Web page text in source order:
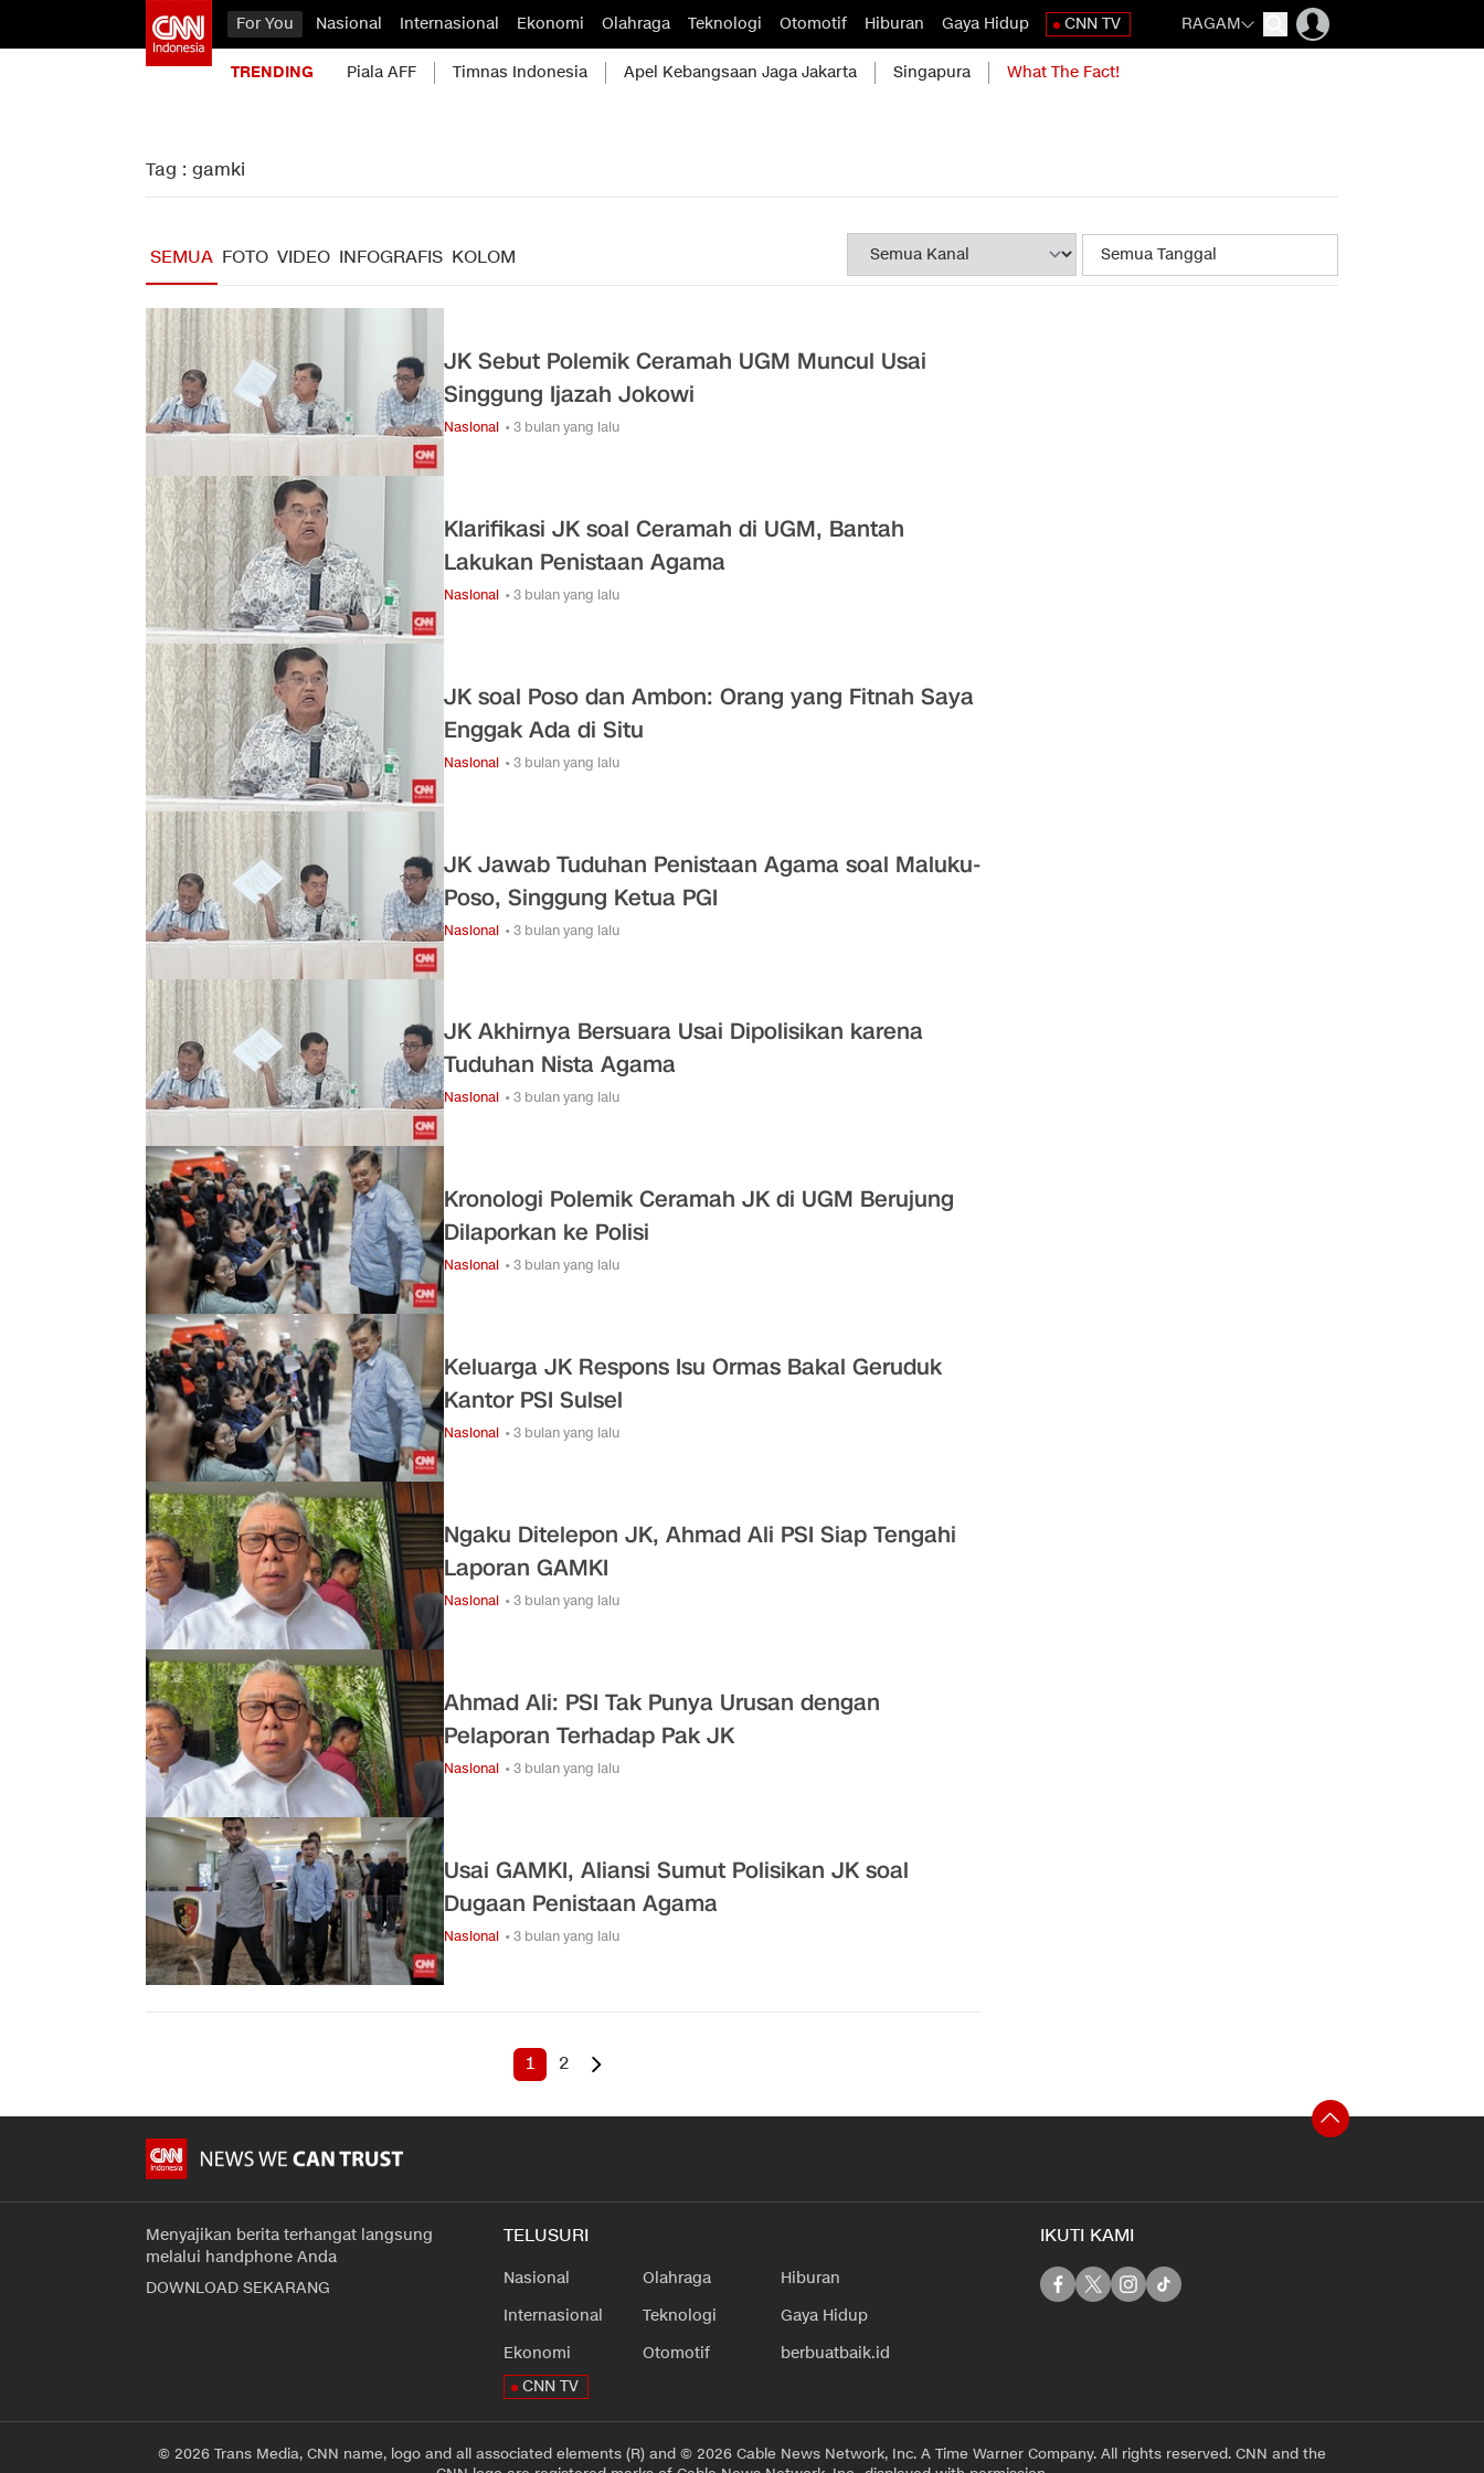
For You Nasional Internasional Ekonomi Olahraga Teknologi Otomotif Hiburan Gaya Hidup CNN TV RAGAM
TRENDING Piala AFF Timnas Indonesia Apel Kebangsaan Jaga Jakarta Singapura What The Fact!
Tag : gamki
SEMUA FOTO VIDEO INFOGRAFIS KOLOM
JK Sebut Polemik Ceramah UGM Muncul Usai
Singgung Ijazah Jokowi
Nasional • 3 bulan yang lalu
Klarifikasi JK soal Ceramah di UGM, Bantah
Lakukan Penistaan Agama
Nasional • 3 bulan yang lalu
JK soal Poso dan Ambon: Orang yang Fitnah Saya
Enggak Ada di Situ
Nasional • 3 bulan yang lalu
JK Jawab Tuduhan Penistaan Agama soal Maluku-
Poso, Singgung Ketua PGI
Nasional • 3 bulan yang lalu
JK Akhirnya Bersuara Usai Dipolisikan karena
Tuduhan Nista Agama
Nasional • 3 bulan yang lalu
Kronologi Polemik Ceramah JK di UGM Berujung
Dilaporkan ke Polisi
Nasional • 3 bulan yang lalu
Keluarga JK Respons Isu Ormas Bakal Geruduk
Kantor PSI Sulsel
Nasional • 3 bulan yang lalu
Ngaku Ditelepon JK, Ahmad Ali PSI Siap Tengahi
Laporan GAMKI
Nasional • 3 bulan yang lalu
Ahmad Ali: PSI Tak Punya Urusan dengan
Pelaporan Terhadap Pak JK
Nasional • 3 bulan yang lalu
Usai GAMKI, Aliansi Sumut Polisikan JK soal
Dugaan Penistaan Agama
Nasional • 3 bulan yang lalu
1 2
Menyajikan berita terhangat langsung
melalui handphone Anda
DOWNLOAD SEKARANG
TELUSURI
Nasional
Internasional
Ekonomi
Olahraga
Teknologi
Otomotif
Hiburan
Gaya Hidup
berbuatbaik.id
CNN TV
IKUTI KAMI
© 2026 Trans Media, CNN name, logo and all associated elements (R) and © 2026 Cable News Network, Inc. A Time Warner Company. All rights reserved. CNN and the